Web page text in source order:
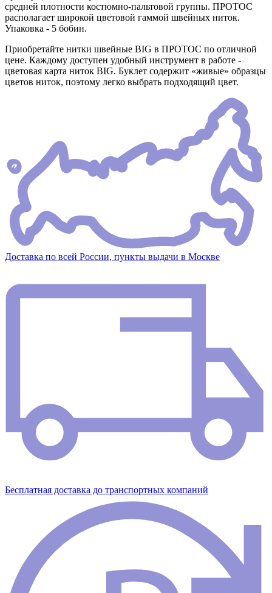
средней плотности костюмно-пальтовой группы. ПРОТОС
располагает широкой цветовой гаммой швейных ниток.
Упаковка - 5 бобин.
Приобретайте нитки швейные BIG в ПРОТОС по отличной
цене. Каждому доступен удобный инструмент в работе -
цветовая карта ниток BIG. Буклет содержит «живые» образцы
цветов ниток, поэтому легко выбрать подходящий цвет.
Доставка по всей России, пункты выдачи в Москве
Бесплатная доставка до транспортных компаний